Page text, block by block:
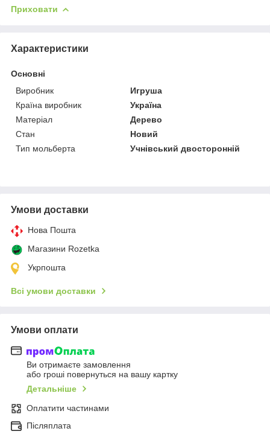
Приховати
Характеристики
Основні
Виробник
Игруша
Країна виробник
Україна
Матеріал
Дерево
Стан
Новий
Тип мольберта
Учнівський двосторонній
Умови доставки
Нова Пошта
Магазини Rozetka
Укрпошта
Всі умови доставки
Умови оплати
Ви отримаєте замовлення
або гроші повернуться на вашу картку
Детальніше
Оплатити частинами
Післяплата